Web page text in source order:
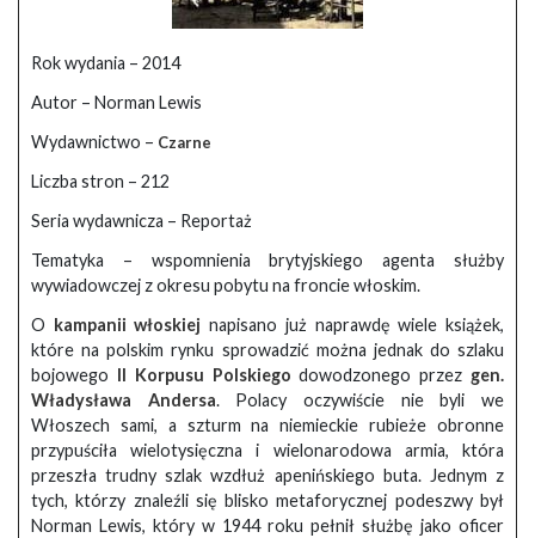
Rok wydania – 2014
Autor – Norman Lewis
Wydawnictwo – Czarne
Liczba stron – 212
Seria wydawnicza – Reportaż
Tematyka – wspomnienia brytyjskiego agenta służby
wywiadowczej z okresu pobytu na froncie włoskim.
O kampanii włoskiej napisano już naprawdę wiele książek,
które na polskim rynku sprowadzić można jednak do szlaku
bojowego II Korpusu Polskiego dowodzonego przez gen.
Władysława Andersa. Polacy oczywiście nie byli we
Włoszech sami, a szturm na niemieckie rubieże obronne
przypuściła wielotysięczna i wielonarodowa armia, która
przeszła trudny szlak wzdłuż apenińskiego buta. Jednym z
tych, którzy znaleźli się blisko metaforycznej podeszwy był
Norman Lewis, który w 1944 roku pełnił służbę jako oficer